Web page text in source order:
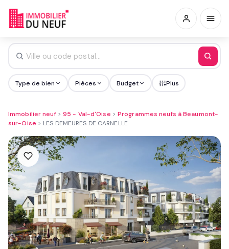
Type de bien Pièces Budget Plus
Immobilier neuf> 95 - Val-d'Oise > Programmes neufs à Beaumont-
sur-Oise > LES DEMEURES DE CARNELLE